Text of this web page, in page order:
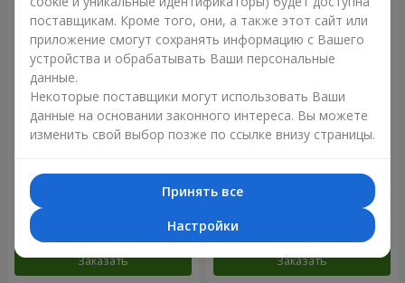
Цветы в коробке "Счастья
не избежать"
1 599 грн
Заказать
Композиция "25 роз Мисс
Пигги"
Заказать
поставщикам. Кроме того, они, а также этот сайт или
приложение смогут сохранять информацию с Вашего
устройства и обрабатывать Ваши персональные
данные.
Некоторые поставщики могут использовать Ваши
данные на основании законного интереса. Вы можете
изменить свой выбор позже по ссылке внизу страницы.
Принять все
Настройки